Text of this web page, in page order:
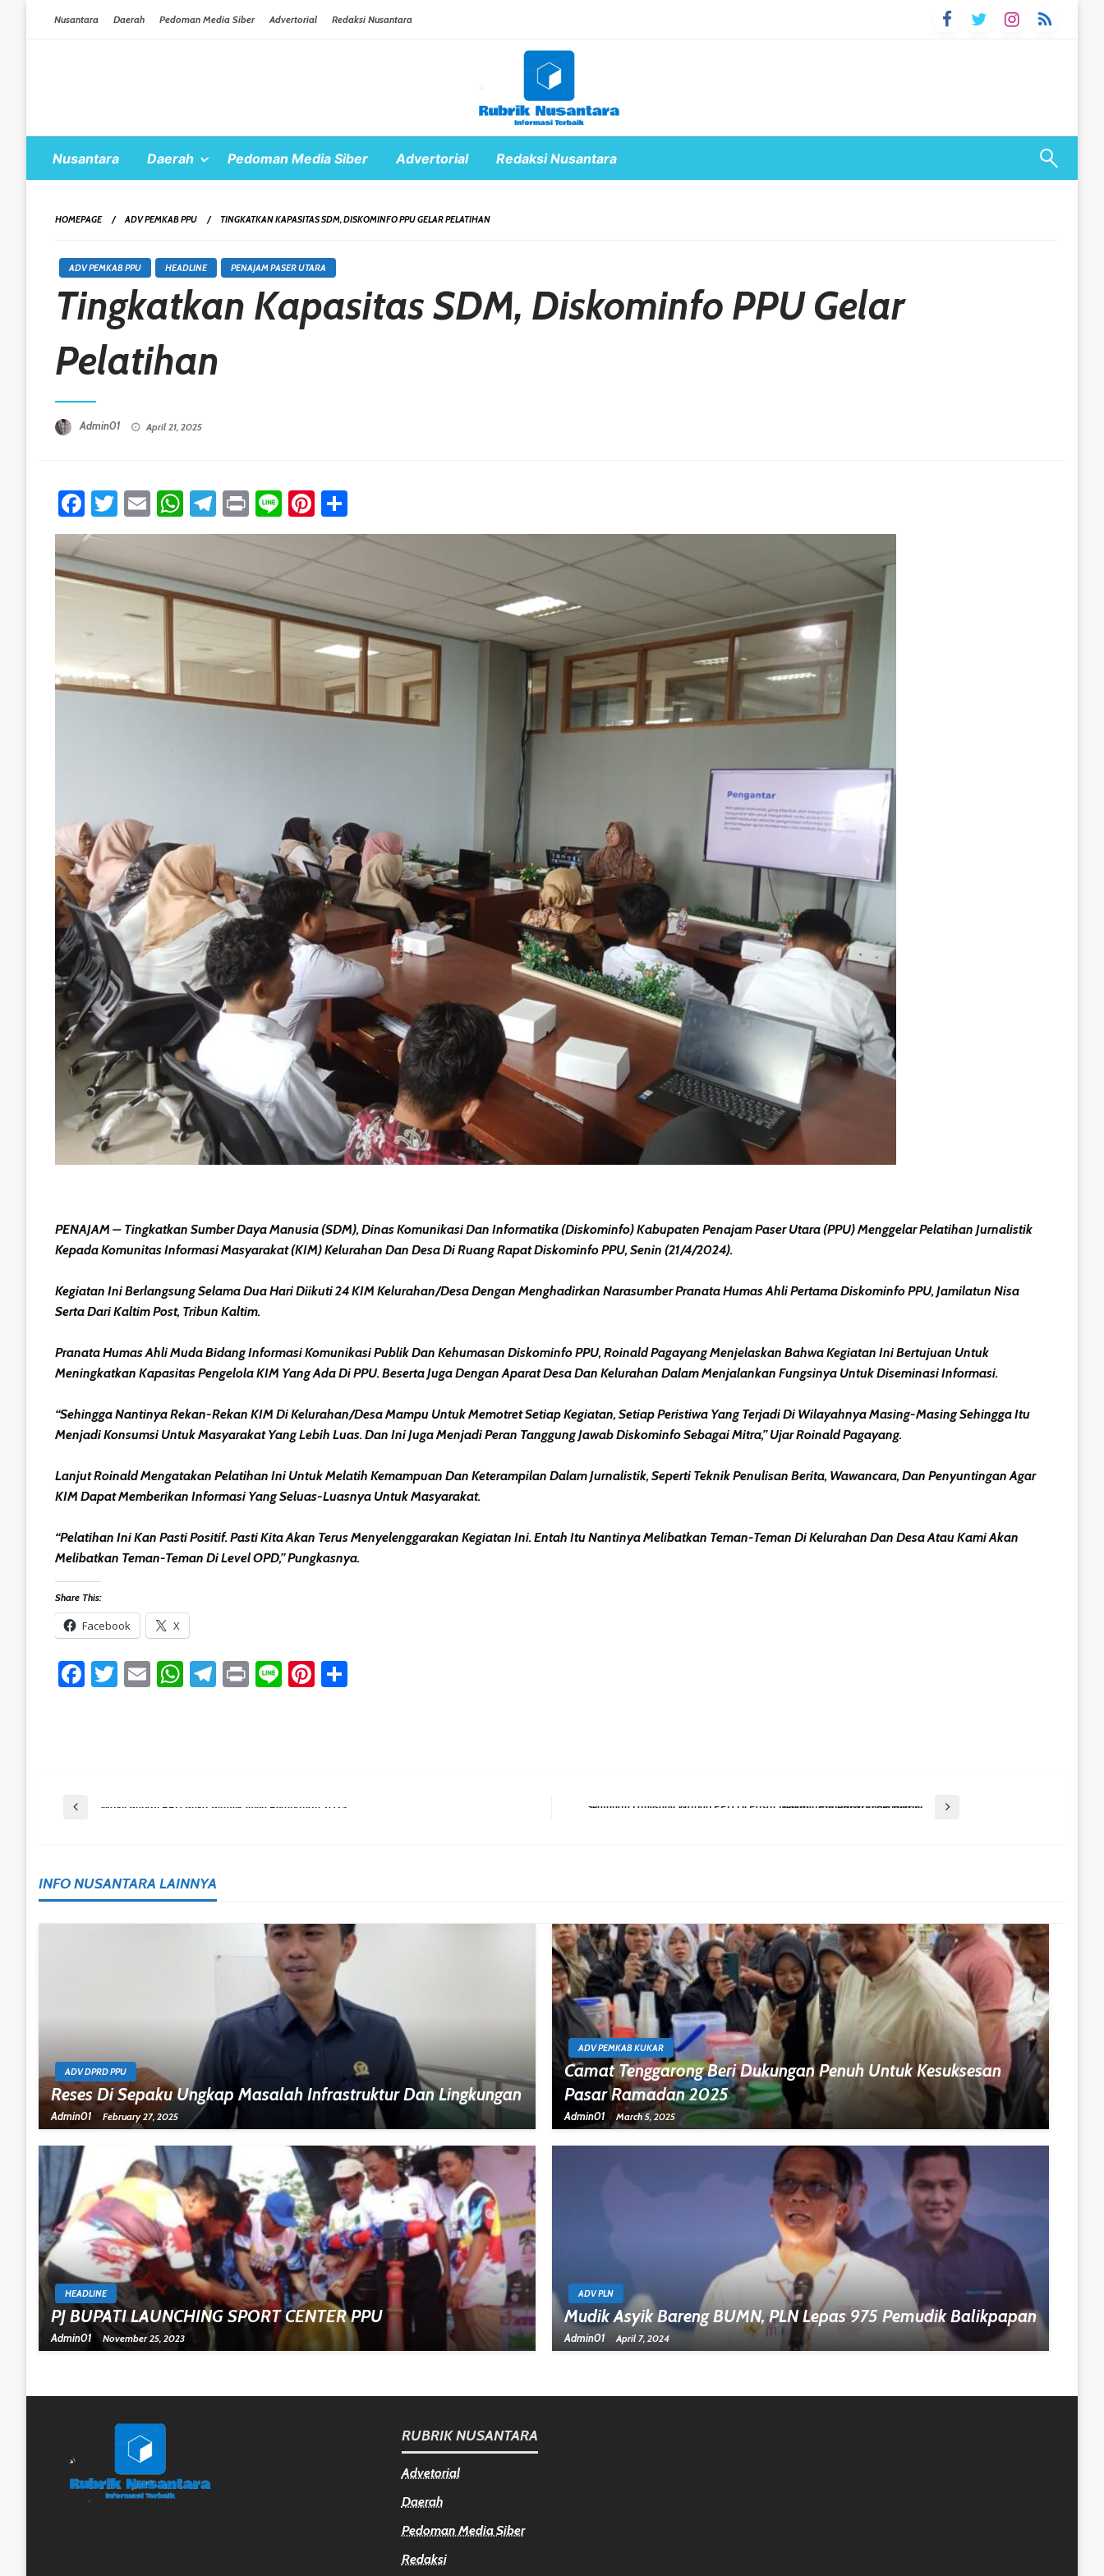
Nusantara Daerah Pedoman Media Siber Advertorial Redaksi Nusantara
Nusantara Daerah Pedoman Media Siber Advertorial Redaksi Nusantara
HOMEPAGE ADV PEMKAB PPU TINGKATKAN KAPASITAS SDM, DISKOMINFO PPU GELAR PELATIHAN
ADV PEMKAB PPU HEADLINE PENAJAM PASER UTARA
Tingkatkan Kapasitas SDM, Diskominfo PPU Gelar
Pelatihan
Admin01 April 21, 2025
Facebook
Twitter
EmailWhatsApp
Telegram
PrintLinePinterest
PENAJAM – Tingkatkan Sumber Daya Manusia (SDM), Dinas Komunikasi Dan Informatika (Diskominfo) Kabupaten Penajam Paser Utara (PPU) Menggelar Pelatihan Jurnalistik
Kepada Komunitas Informasi Masyarakat (KIM) Kelurahan Dan Desa Di Ruang Rapat Diskominfo PPU, Senin (21/4/2024).
Kegiatan Ini Berlangsung Selama Dua Hari Diikuti 24 KIM Kelurahan/Desa Dengan Menghadirkan Narasumber Pranata Humas Ahli Pertama Diskominfo PPU, Jamilatun Nisa
Serta Dari Kaltim Post, Tribun Kaltim.
Pranata Humas Ahli Muda Bidang Informasi Komunikasi Publik Dan Kehumasan Diskominfo PPU, Roinald Pagayang Menjelaskan Bahwa Kegiatan Ini Bertujuan Untuk
Meningkatkan Kapasitas Pengelola KIM Yang Ada Di PPU. Beserta Juga Dengan Aparat Desa Dan Kelurahan Dalam Menjalankan Fungsinya Untuk Diseminasi Informasi.
“Sehingga Nantinya Rekan-Rekan KIM Di Kelurahan/desa Mampu Untuk Memotret Setiap Kegiatan, Setiap Peristiwa Yang Terjadi Di Wilayahnya Masing-Masing Sehingga Itu
Menjadi Konsumsi Untuk Masyarakat Yang Lebih Luas. Dan Ini Juga Menjadi Peran Tanggung Jawab Diskominfo Sebagai Mitra,” Ujar Roinald Pagayang.
Lanjut Roinald Mengatakan Pelatihan Ini Untuk Melatih Kemampuan Dan Keterampilan Dalam Jurnalistik, Seperti Teknik Penulisan Berita, Wawancara, Dan Penyuntingan Agar
KIM Dapat Memberikan Informasi Yang Seluas-Luasnya Untuk Masyarakat.
“Pelatihan Ini Kan Pasti Positif. Pasti Kita Akan Terus Menyelenggarakan Kegiatan Ini. Entah Itu Nantinya Melibatkan Teman-Teman Di Kelurahan Dan Desa Atau Kami Akan
Melibatkan Teman-Teman Di Level OPD,” Pungkasnya.
Share This:
Facebook X
Facebook
Twitter
EmailWhatsApp
Telegram
PrintLinePinterest
Post
Previous Post Wakil Bupati PPU Buka Bimtek Agen Perubahan 2025 Sentuhan Langsung Wabup PPU Di Pasar Nenang: Prioritaskan Pedagang Lokal, Tata Pasar Lebih Bersih!
INFO NUSANTARA LAINNYA
ADV DPRD PPU
Reses Di Sepaku Ungkap Masalah Infrastruktur Dan Lingkungan
Admin01 February 27, 2025
ADV PEMKAB KUKAR
Camat Tenggarong Beri Dukungan Penuh Untuk Kesuksesan
Pasar Ramadan 2025
Admin01 March 5, 2025
HEADLINE
PJ BUPATI LAUNCHING SPORT CENTER PPU
Admin01 November 25, 2023
ADV PLN
Mudik Asyik Bareng BUMN, PLN Lepas 975 Pemudik Balikpapan
Admin01 April 7, 2024
RUBRIK NUSANTARA
Advetorial
Daerah
Pedoman Media Siber
Redaksi